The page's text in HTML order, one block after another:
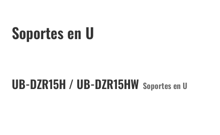
Soportes en U
UB-DZR15H / UB-DZR15HW Soportes en U